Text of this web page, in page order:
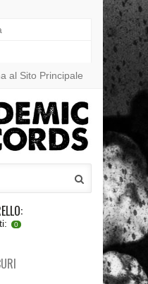
al Sito Principale
0